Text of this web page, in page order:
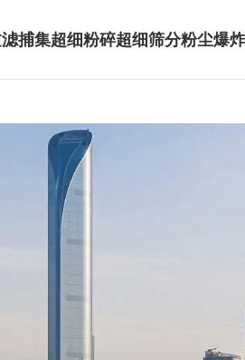
捕集超细粉碎超细筛分粉尘爆